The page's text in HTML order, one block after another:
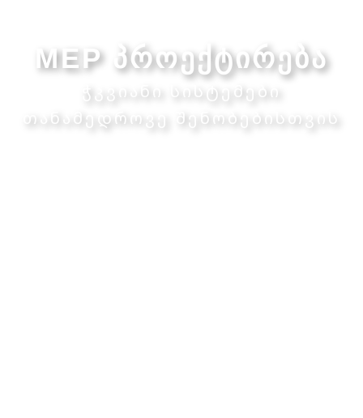
MEP პროექტირება
ჭკვიანი სისტემები
თანამედროვე შენობებისთვის